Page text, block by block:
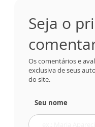
Seja o
Os comentários e
exclusiva de seus
do site.
Seu nome